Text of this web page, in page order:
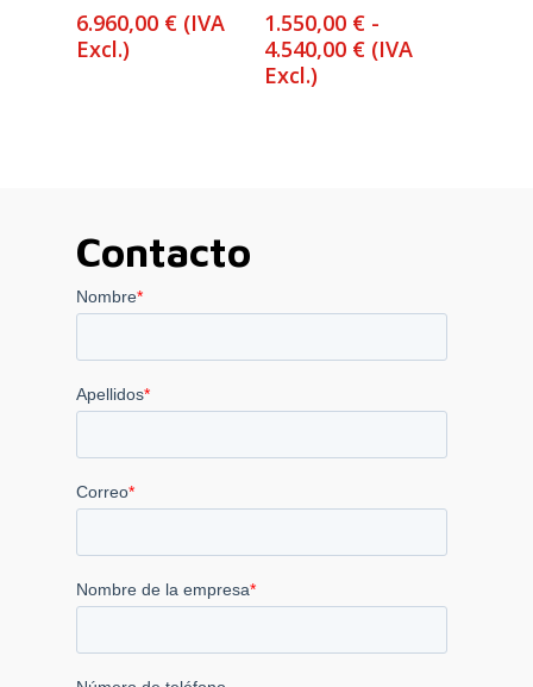
6.960,00 € (IVA
Excl.)
1.550,00 € -
4.540,00 €Rango
(IVA
Excl.)
Contacto